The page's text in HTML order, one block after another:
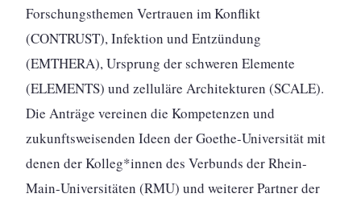
Forschungsthemen Vertrauen im Konflikt
(CONTRUST), Infektion und Entzündung
(EMTHERA), Ursprung der schweren Elemente
(ELEMENTS) und zelluläre Architekturen (SCALE).
Die Anträge vereinen die Kompetenzen und
zukunftsweisenden Ideen der Goethe-Universität mit
denen der Kolleg*innen des Verbunds der Rhein-
Main-Universitäten (RMU) und weiterer Partner der